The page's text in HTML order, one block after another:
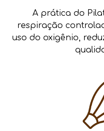
A prática do
respiração
uso do oxigênio,